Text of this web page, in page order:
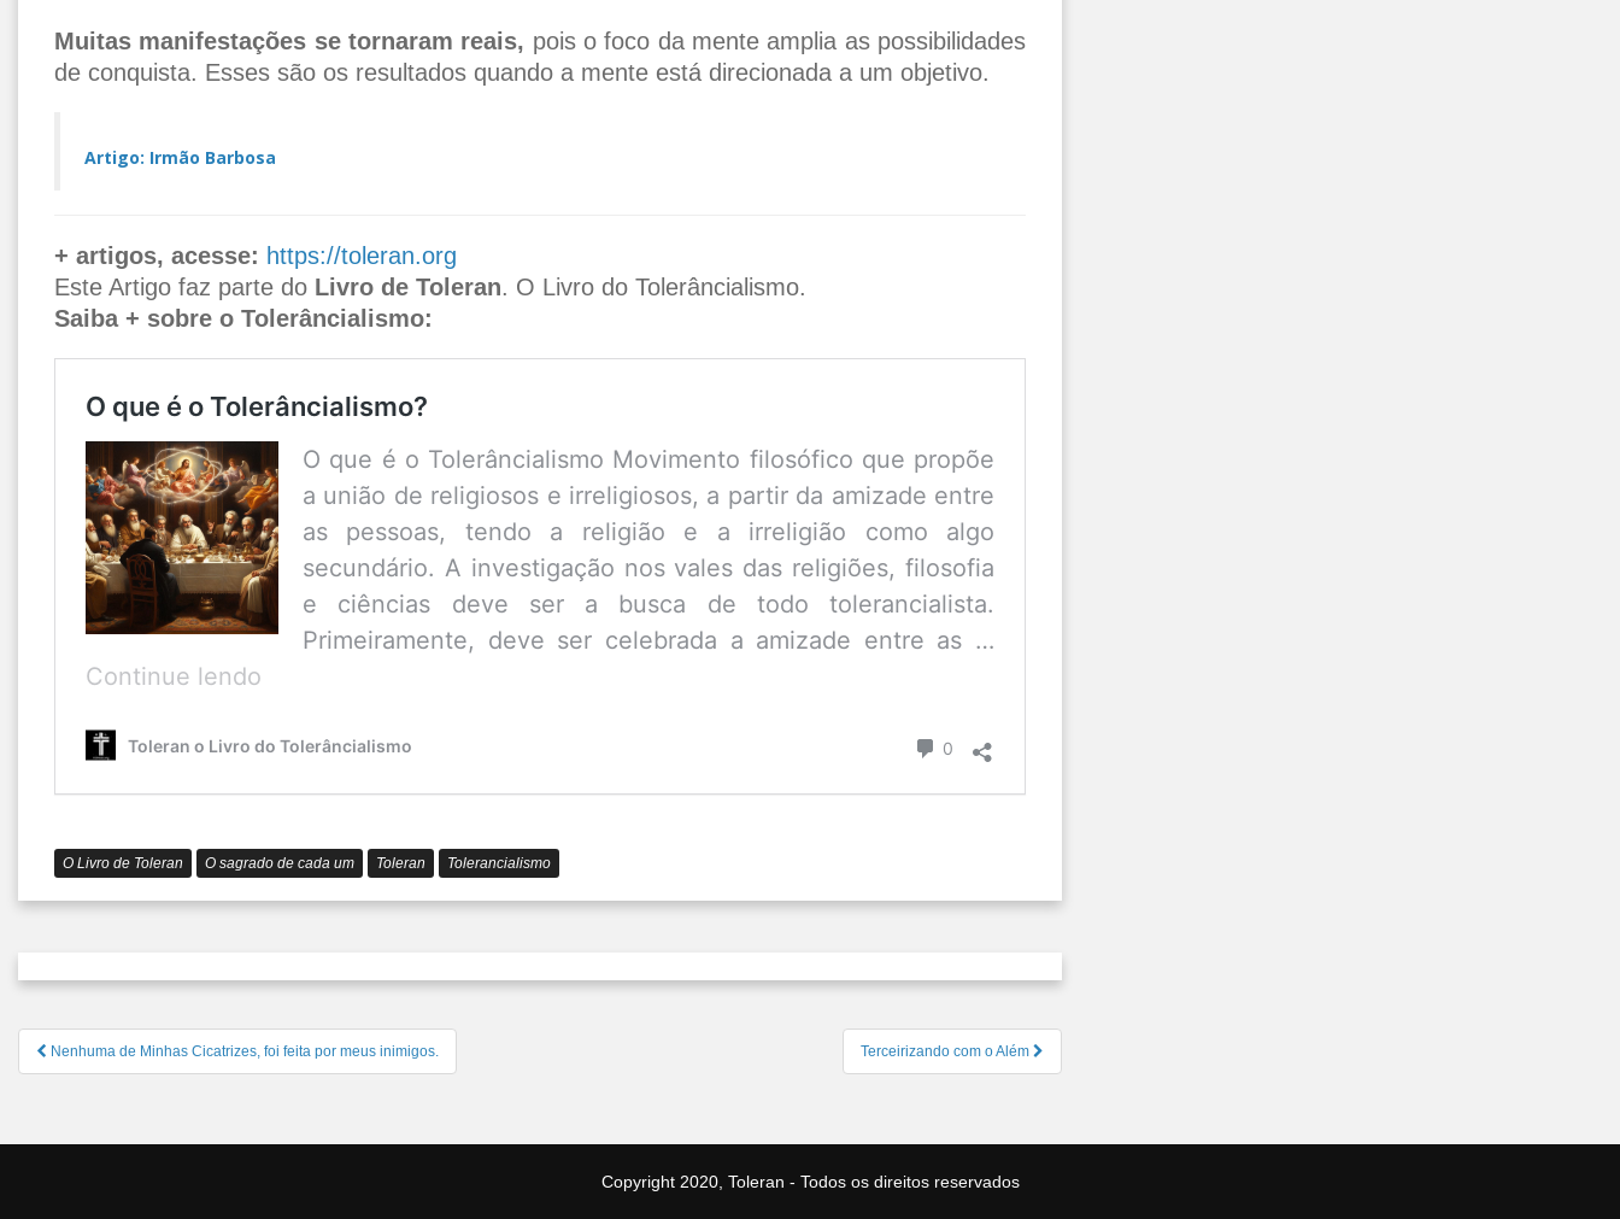
Muitas manifestações se tornaram reais, pois o foco da mente amplia as possibilidades
de conquista. Esses são os resultados quando a mente está direcionada a um objetivo.
Artigo: Irmão Barbosa
+ artigos, acesse: https://toleran.org
Este Artigo faz parte do Livro de Toleran. O Livro do Tolerâncialismo.
Saiba + sobre o Tolerâncialismo:
O que é o Tolerâncialismo?
O que é o Tolerâncialismo Movimento filosófico que propõe
a união de religiosos e irreligiosos, a partir da amizade entre
as pessoas, tendo a religião e a irreligião como algo
secundário. A investigação nos vales das religiões, filosofia
e ciências deve ser a busca de todo tolerancialista.
Primeiramente, deve ser celebrada a amizade entre as …
Continue lendo
é
Toleran o Livro do Tolerâncialismo 0 Comentário
O Livro de Toleran O sagrado de cada um Toleran Tolerancialismo
Navegação
de
Nenhuma de Minhas Cicatrizes, foi feita por meus inimigos. Terceirizando com o Além
Copyright 2020, Toleran - Todos os direitos reservados